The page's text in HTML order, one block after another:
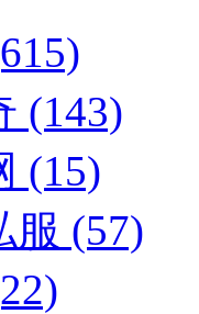
(143)
(15)
服 (57)